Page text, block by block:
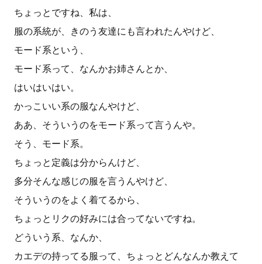
ちょっとですね、私は、
服の系統が、きのう友達にも言われたんやけど、
モード系という、
モード系って、なんかお姉さんとか、
はいはいはい。
かっこいい系の服なんやけど、
ああ、そういうのをモード系って言うんや。
そう、モード系。
ちょっと定義は分からんけど、
多分そんな感じの服を言うんやけど、
そういうのをよく着てるから、
ちょっとリクの好みには合ってないですね。
どういう系、なんか、
カエデの持ってる服って、ちょっとどんなんか教えて